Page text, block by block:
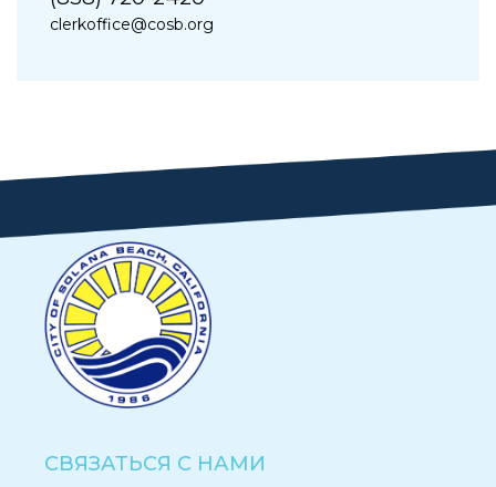
clerkoffice@cosb.org
СВЯЗАТЬСЯ С НАМИ